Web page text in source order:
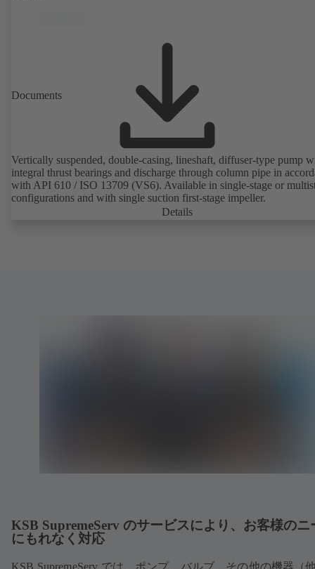
Documents
Vertically suspended, double-casing, lineshaft, diffuser-type pump
integral thrust bearings and discharge through column pipe in
with API 610 / ISO 13709 (VS6). Available in single-stage or
configurations and with single suction first-stage impeller.
Details
KSB SupremeServ のサービスにより、お客様のニ
にもれなく対応
KSB SupremeServ では、ポンプ、バルブ、その他の機器（